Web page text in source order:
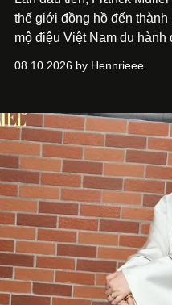
thế giới đồng hồ đến thành
mộ điệu Việt Nam du
vừa ra mắt tại sự kiện
08.10.2026 by Hennrieee